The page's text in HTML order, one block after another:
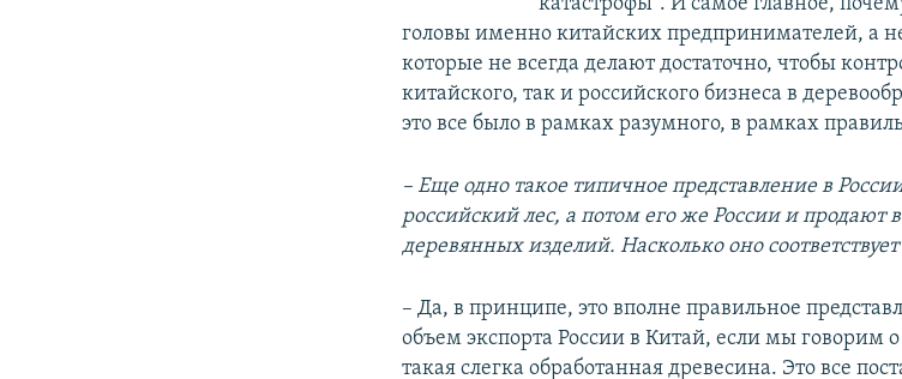
головы именно китайских предпринимателей, а
которые не всегда делают достаточно, чтобы
китайского, так и российского бизнеса в
это все было в рамках разумного, в рамках
– Еще одно такое типичное представление в
российский лес, а потом его же России и продают
деревянных изделий. Насколько оно
– Да, в принципе, это вполне правильное
объем экспорта России в Китай, если мы говорим
такая слегка обработанная древесина. Это все